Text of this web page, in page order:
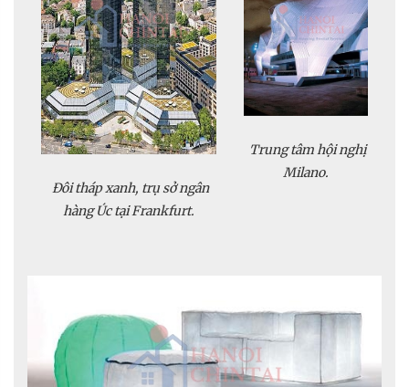
Đôi tháp xanh, trụ sở ngân
hàng Úc tại Frankfurt.
Trung tâm hội nghị
Milano.